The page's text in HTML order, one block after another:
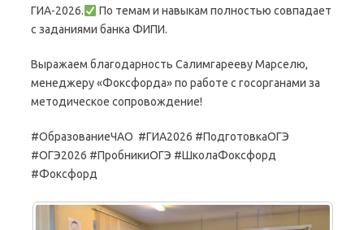
ГИА-2026.
По темам и навыкам полностью совпадает
с заданиями банка ФИПИ.
Выражаем благодарность Салимгарееву Марселю,
менеджеру «Фоксфорда» по работе с госорганами за
методическое сопровождение!
#ОбразованиеЧАО #ГИА2026 #ПодготовкаОГЭ
#ОГЭ2026 #ПробникиОГЭ #ШколаФоксфорд
#Фоксфорд